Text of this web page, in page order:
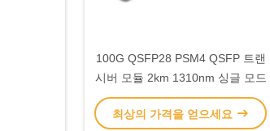
100G QSFP28 PSM4 QSFP 트랜
시버 모듈 2km 1310nm 싱글 모드
최상의 가격을 얻으세요